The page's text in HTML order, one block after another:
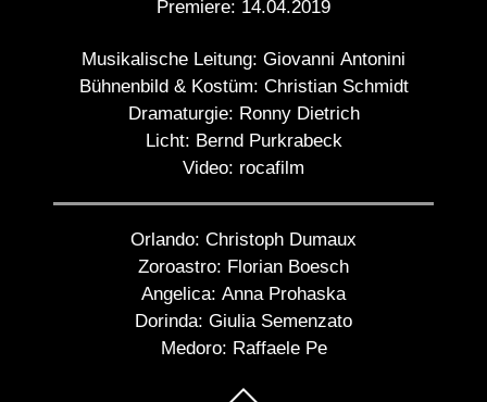
Premiere: 14.04.2019
Musikalische Leitung: Giovanni Antonini
Bühnenbild & Kostüm: Christian Schmidt
Dramaturgie: Ronny Dietrich
Licht: Bernd Purkrabeck
Video: rocafilm
Orlando: Christoph Dumaux
Zoroastro: Florian Boesch
Angelica: Anna Prohaska
Dorinda: Giulia Semenzato
Medoro: Raffaele Pe